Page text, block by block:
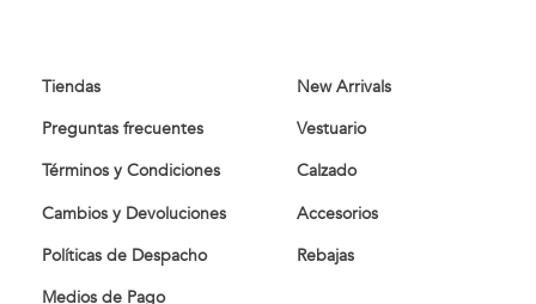
Tiendas
Preguntas frecuentes
Términos y Condiciones
Cambios y Devoluciones
Políticas de Despacho
Medios de Pago
New Arrivals
Vestuario
Calzado
Accesorios
Rebajas